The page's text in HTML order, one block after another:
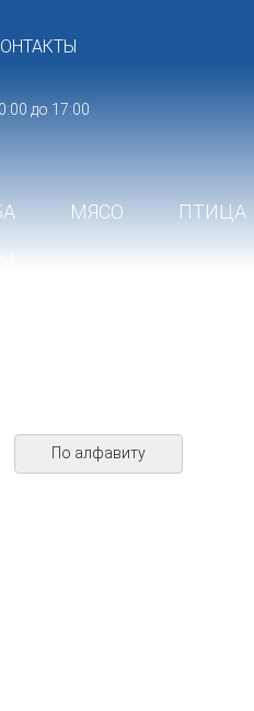
до 17:00
МЯСО ПТИЦА
По алфавиту